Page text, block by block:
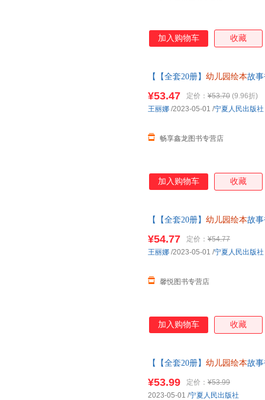
加入购物车 收藏
【【全套20册】 幼儿园绘本故
客服
¥53.47 定价： ¥53.70 (9.96折)
畅享鑫龙图书专营店
王丽娜 /2023-05-01 /宁夏人民出版社
加入购物车 收藏
【【全套20册】 幼儿园绘本故
服
¥54.77 定价： ¥54.77
馨悦图书专营店
王丽娜 /2023-05-01 /宁夏人民出版社
加入购物车 收藏
【【全套20册】 幼儿园绘本故
您无忧购物】
¥53.99 定价： ¥53.99
2023-05-01 /宁夏人民出版社